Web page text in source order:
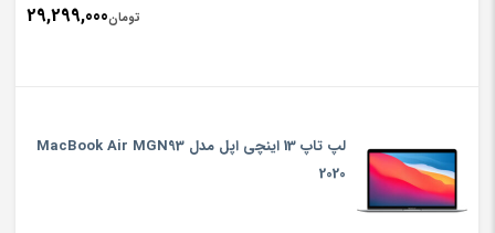
تومان29,299,000
لپ تاپ 13 اینچی اپل مدل MacBook Air MGN93
2020